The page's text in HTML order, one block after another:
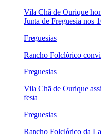
Vila Chã de Ourique
Junta de Freguesia nos
Freguesias
Rancho Folclórico
Freguesias
Vila Chã de Ourique
festa
Freguesias
Rancho Folclórico da